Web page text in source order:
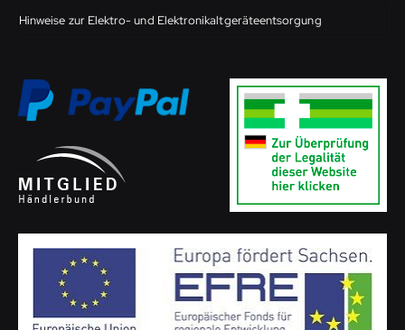
Hinweise zur Elektro- und Elektronikaltgeräteentsorgung